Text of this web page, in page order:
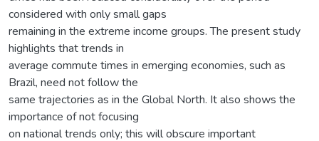
considered with only small gaps
remaining in the extreme income groups. The present study
highlights that trends in
average commute times in emerging economies, such as
Brazil, need not follow the
same trajectories as in the Global North. It also shows the
importance of not focusing
on national trends only; this will obscure important